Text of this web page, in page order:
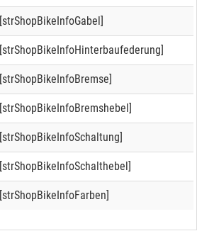
[strShopBikeInfoGabel]
[strShopBikeInfoHinterbaufederung]
[strShopBikeInfoBremse]
[strShopBikeInfoBremshebel]
[strShopBikeInfoSchaltung]
[strShopBikeInfoSchalthebel]
[strShopBikeInfoFarben]